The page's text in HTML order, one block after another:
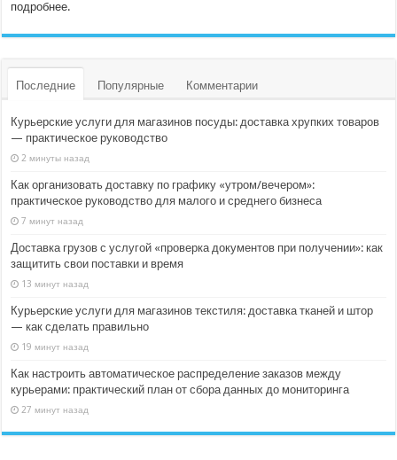
подробнее.
Последние Популярные Комментарии
Курьерские услуги для магазинов посуды: доставка хрупких товаров
— практическое руководство
2 минуты назад
Как организовать доставку по графику «утром/вечером»:
практическое руководство для малого и среднего бизнеса
7 минут назад
Доставка грузов с услугой «проверка документов при получении»: как
защитить свои поставки и время
13 минут назад
Курьерские услуги для магазинов текстиля: доставка тканей и штор
— как сделать правильно
19 минут назад
Как настроить автоматическое распределение заказов между
курьерами: практический план от сбора данных до мониторинга
27 минут назад